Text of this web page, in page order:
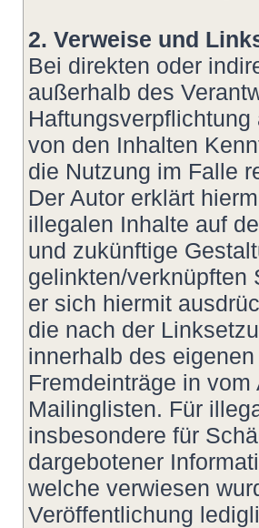
2. Verweise und
Bei direkten oder
außerhalb des
von den Inhalten
die Nutzung im Falle
Der Autor erklärt
illegalen Inhalte auf
und zukünftige
gelinkten/verknüpften
er sich hiermit
die nach der
innerhalb des
Fremdeinträge in
Mailinglisten. Für
insbesondere für
dargebotener
welche verwiesen
Veröffentlichung